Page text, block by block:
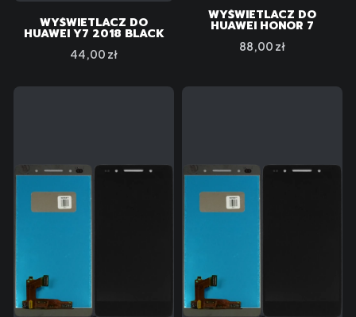
WYŚWIETLACZ DO
HUAWEI Y7 2018 BLACK
Cena
44,00 zł
WYŚWIETLACZ DO
HUAWEI HONOR 7
Cena
88,00 zł